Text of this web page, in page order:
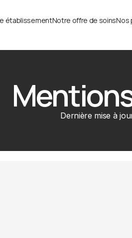
établissementNotre offre de soinsNos
Dernière mise à